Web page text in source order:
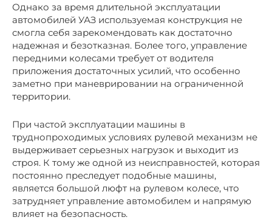
Однако за время длительной эксплуатации
автомобилей УАЗ используемая конструкция не
смогла себя зарекомендовать как достаточно
надежная и безотказная. Более того, управление
передними колесами требует от водителя
приложения достаточных усилий, что особенно
заметно при маневрировании на ограниченной
территории.
При частой эксплуатации машины в
труднопроходимых условиях рулевой механизм не
выдерживает серьезных нагрузок и выходит из
строя. К тому же одной из неисправностей, которая
постоянно преследует подобные машины,
является большой люфт на рулевом колесе, что
затрудняет управление автомобилем и напрямую
влияет на безопасность.